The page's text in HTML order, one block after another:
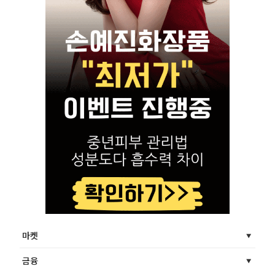
마켓
금융